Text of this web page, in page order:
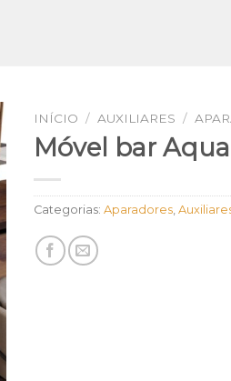
INÍCIO / AUXILIARES /
Móvel bar Aqua
Categorias: Aparadores